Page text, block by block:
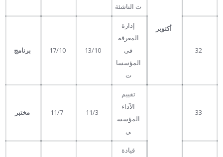
أكتوبر
ت الناشئة
32
إدارة
المعرفة
فى
المؤسسا
ت
13/10
17/10 برنامج
33
تقييم
الآداء
المؤسس
ي
مختبر
قيادة